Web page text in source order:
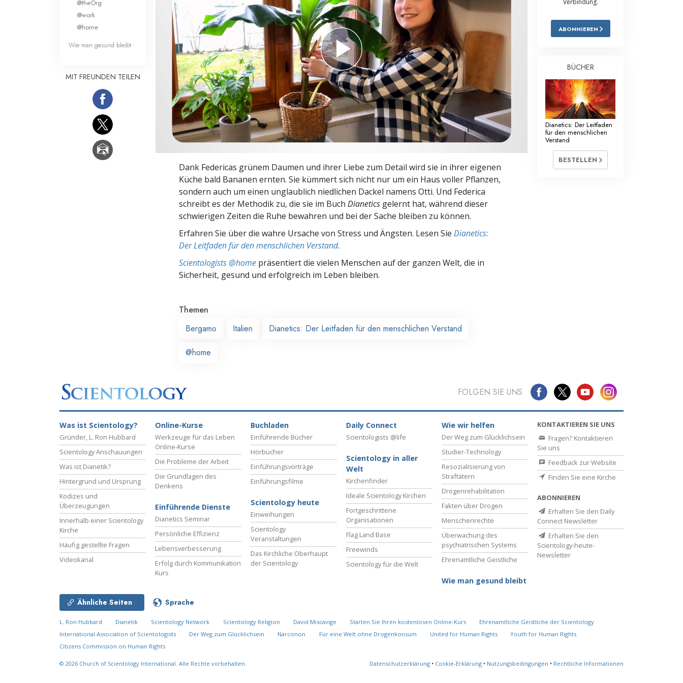
Liebe und Hass – Was ist Größe?
Antworten auf das Drogenproblem
Kinder
Ethik und die Zustände
Die Ursache von Unterdrückung
Grundlagen des Organisierens
Die Grundlagen von Public Relations
Dank Federicas grünem Daumen und ihrer Liebe zum Detail wird sie in ihrer eigenen
Küche bald Bananen ernten. Sie kümmert sich nicht nur um ein Haus voller Pflanzen,
sondern auch um einen unglaublich niedlichen Dackel namens Otti. Und Federica
schreibt es der Methodik zu, die sie im Buch Dianetics gelernt hat, während dieser
schwierigen Zeiten die Ruhe bewahren und bei der Sache bleiben zu können.
Erfahren Sie über die wahre Ursache von Stress und Ängsten. Lesen Sie Dianetics:
Der Leitfaden für den menschlichen Verstand.
Scientologists @home präsentiert die vielen Menschen auf der ganzen Welt, die in
Sicherheit, gesund und erfolgreich im Leben bleiben.
Themen
Bergamo
Italien Dianetics: Der Leitfaden für den menschlichen Verstand
@home
@theOrg
@work
@home
Wie man gesund bleibt
MIT FREUNDEN TEILEN
Verbindung.
ABONNIEREN
BÜCHER
Dianetics: Der Leitfaden
für den menschlichen
Verstand
BESTELLEN
FOLGEN SIE UNS
Was ist Scientology?
Gründer, L. Ron Hubbard
Scientology Anschauungen
Was ist Dianetik?
Hintergrund und Ursprung
Kodizes und
Überzeugungen
Innerhalb einer Scientology
Kirche
Häufig gestellte Fragen
Videokanal
Online-Kurse
Werkzeuge für das Leben
Online-Kurse
Die Probleme der Arbeit
Die Grundlagen des
Denkens
Einführende Dienste
Dianetics Seminar
Persönliche Effizienz
Lebensverbesserung
Erfolg durch Kommunikation
Kurs
Buchladen
Einführende Bücher
Hörbücher
Einführungsvorträge
Einführungsfilme
Scientology heute
Einweihungen
Scientology
Veranstaltungen
Das Kirchliche Oberhaupt
der Scientology
Daily Connect
Scientologists @life
Scientology in aller
Welt
Kirchenfinder
Ideale Scientology Kirchen
Fortgeschrittene
Organisationen
Flag Land Base
Freewinds
Scientology für die Welt
Wie wir helfen
Der Weg zum Glücklichsein
Studier-Technology
Resozialisierung von
Straftätern
Drogenrehabilitation
Fakten über Drogen
Menschenrechte
Überwachung des
psychiatrischen Systems
Ehrenamtliche Geistliche
Wie man gesund bleibt
KONTAKTIEREN SIE UNS
Fragen? Kontaktieren
Sie uns
Feedback zur Website
Finden Sie eine Kirche
ABONNIEREN
Erhalten Sie den Daily
Connect Newsletter
Erhalten Sie den
Scientology-heute-
Newsletter
Ähnliche Seiten Sprache
L. Ron Hubbard Dianetik Scientology Network Scientology Religion David Miscavige Starten Sie Ihren kostenlosen Online-Kurs
Ehrenamtliche Geistliche der Scientology
International Association of Scientologists
Der Weg zum Glücklichsein Narconon Für eine Welt ohne Drogenkonsum United for Human Rights
Youth for Human Rights
Citizens Commission on Human Rights
© 2026 Church of Scientology International. Alle Rechte vorbehalten. Datenschutzerklärung • Cookie-Erklärung • Nutzungsbedingungen • Rechtliche Informationen